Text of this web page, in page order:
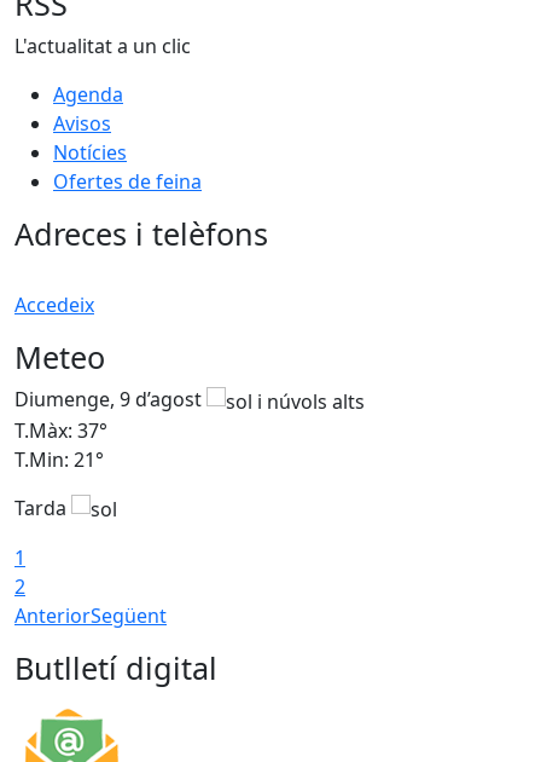
L'actualitat a un clic
Agenda
Avisos
Notícies
Ofertes de feina
Adreces i telèfons
Accedeix
Meteo
Diumenge, 9 d’agost
T.Màx: 37°
T.Min: 21°
Tarda
1
2
AnteriorSegüent
Butlletí digital